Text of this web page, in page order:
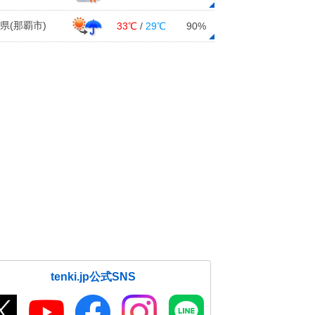
(那覇市) 33℃ / 29℃ 90%
tenki.jp公式SNS